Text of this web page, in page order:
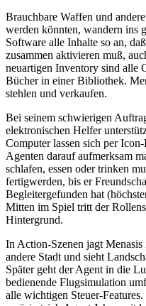
Brauchbare Waffen und
werden könnten, wandern ins
Software alle Inhalte so an,
zusammen aktivieren muß,
neuartigen Inventory sind alle
Bücher in einer Bibliothek.
stehlen und verkaufen.
Bei seinem schwierigen
elektronischen Helfer
Computer lassen sich per
Agenten darauf aufmerksam
schlafen, essen oder trinken
fertigwerden, bis er
Begleitergefunden hat
Mitten im Spiel tritt der
Hintergrund.
In Action-Szenen jagt
andere Stadt und sieht
Später geht der Agent in die
bedienende Flugsimulation
alle wichtigen Steuer-